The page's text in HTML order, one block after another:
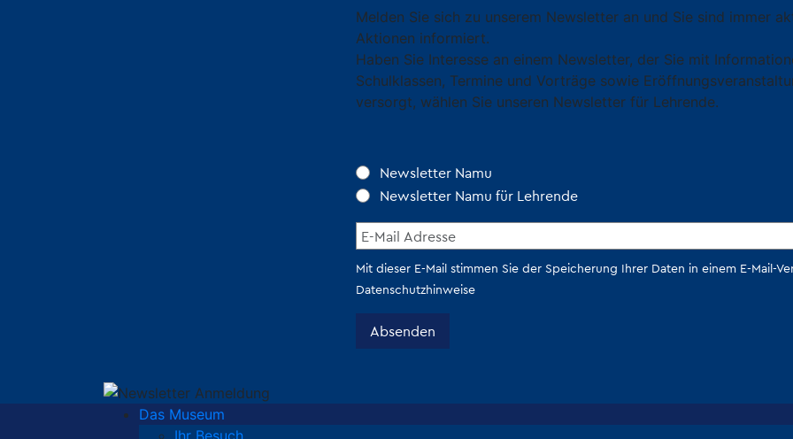
Melden Sie sich zu unserem Newsletter an und Sie sind immer
Aktionen informiert.
Haben Sie Interesse an einem Newsletter, der Sie mit
Schulklassen, Termine und Vorträge sowie
versorgt, wählen Sie unseren Newsletter für Lehrende.
Das Museum
Ihr Besuch